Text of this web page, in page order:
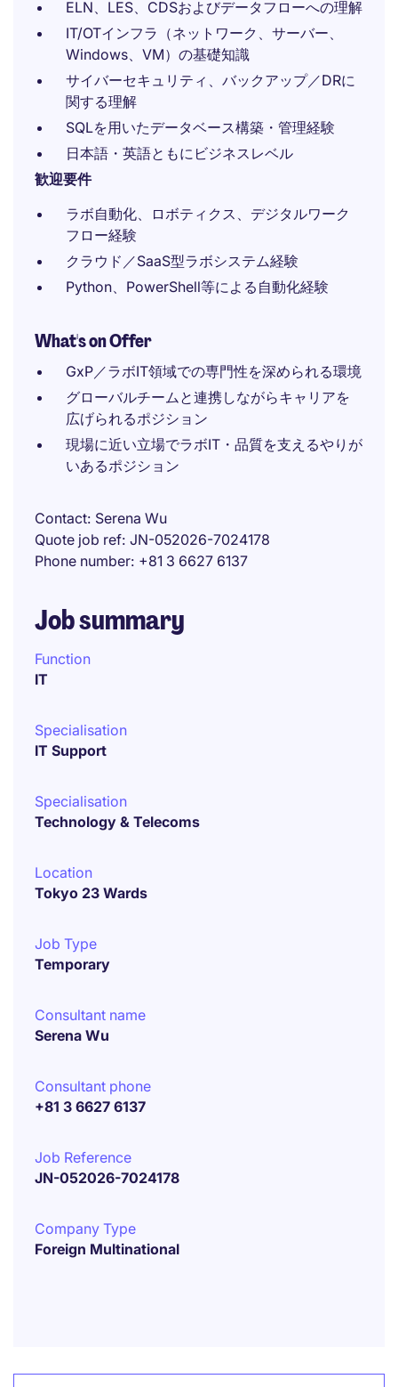
ELN、LES、CDSおよびデータフローへの理解
IT/OTインフラ（ネットワーク、サーバー、
Windows、VM）の基礎知識
サイバーセキュリティ、バックアップ／DRに
関する理解
SQLを用いたデータベース構築・管理経験
日本語・英語ともにビジネスレベル
歓迎要件
ラボ自動化、ロボティクス、デジタルワーク
フロー経験
クラウド／SaaS型ラボシステム経験
Python、PowerShell等による自動化経験
What's on Offer
GxP／ラボIT領域での専門性を深められる環境
グローバルチームと連携しながらキャリアを
広げられるポジション
現場に近い立場でラボIT・品質を支えるやりが
いあるポジション
Contact Serena Wu
Quote job ref JN-052026-7024178
Phone number +81 3 6627 6137
Job summary
Function
IT
Specialisation
IT Support
Specialisation
Technology & Telecoms
Location
Tokyo 23 Wards
Job Type
Temporary
Consultant name
Serena Wu
Consultant phone
+81 3 6627 6137
Job Reference
JN-052026-7024178
Company Type
Foreign Multinational